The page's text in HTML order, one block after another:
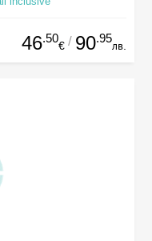
46.50
€ / 90.95
лв.